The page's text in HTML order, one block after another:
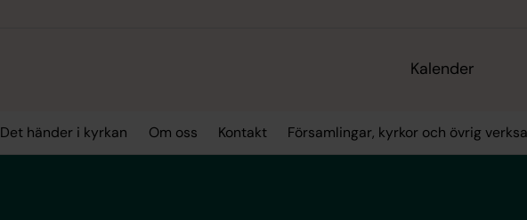
Kalender
Det händer i kyrkan Om oss Kontakt Församlingar, kyrkor och övrig